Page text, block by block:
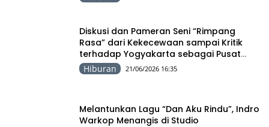
Diskusi dan Pameran Seni “Rimpang
Rasa” dari Kekecewaan sampai Kritik
terhadap Yogyakarta sebagai Pusat
Pergerakan Seni Rupa Indonesia
Hiburan 21/06/2026 16:35
Melantunkan Lagu “Dan Aku Rindu”, Indro
Warkop Menangis di Studio